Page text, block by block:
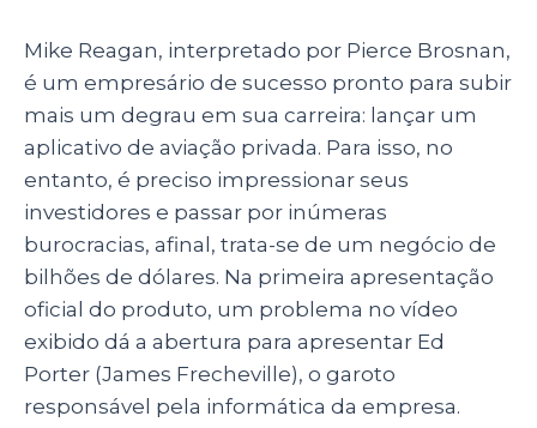
Mike Reagan, interpretado por Pierce Brosnan,
é um empresário de sucesso pronto para subir
mais um degrau em sua carreira: lançar um
aplicativo de aviação privada. Para isso, no
entanto, é preciso impressionar seus
investidores e passar por inúmeras
burocracias, afinal, trata-se de um negócio de
bilhões de dólares. Na primeira apresentação
oficial do produto, um problema no vídeo
exibido dá a abertura para apresentar Ed
Porter (James Frecheville), o garoto
responsável pela informática da empresa.